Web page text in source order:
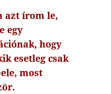
azt írom le,
egy
hogy
esetleg csak
most